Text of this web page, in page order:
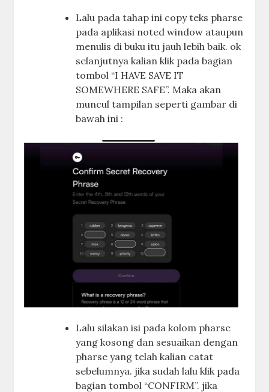
Lalu pada tahap ini copy teks pharse
pada aplikasi noted window ataupun
menulis di buku itu jauh lebih baik. ok
selanjutnya kalian klik pada bagian
tombol “I HAVE SAVE IT
SOMEWHERE SAFE”. Maka akan
muncul tampilan seperti gambar di
bawah ini :
Lalu silakan isi pada kolom pharse
yang kosong dan sesuaikan dengan
pharse yang telah kalian catat
sebelumnya. jika sudah lalu klik pada
bagian tombol “CONFIRM”. jika